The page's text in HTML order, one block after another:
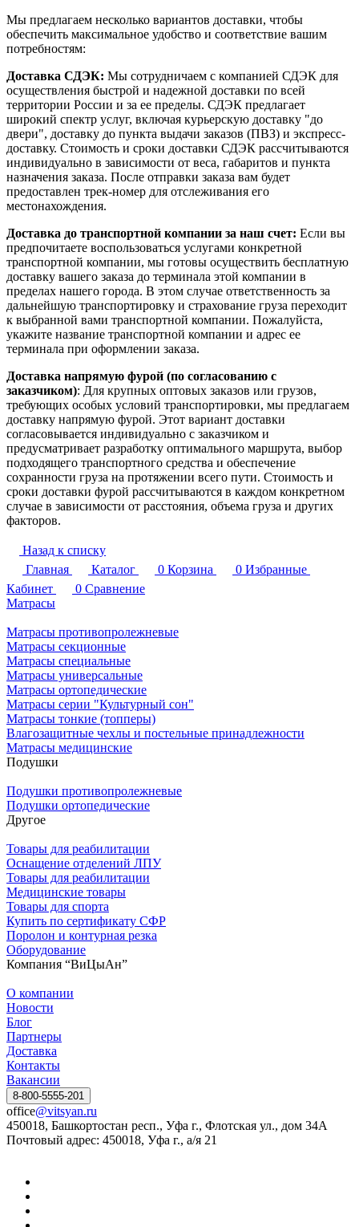
Мы предлагаем несколько вариантов доставки, чтобы
обеспечить максимальное удобство и соответствие вашим
потребностям:
Доставка СДЭК: Мы сотрудничаем с компанией СДЭК для
осуществления быстрой и надежной доставки по всей
территории России и за ее пределы. СДЭК предлагает
широкий спектр услуг, включая курьерскую доставку "до
двери", доставку до пункта выдачи заказов (ПВЗ) и экспресс-
доставку. Стоимость и сроки доставки СДЭК рассчитываются
индивидуально в зависимости от веса, габаритов и пункта
назначения заказа. После отправки заказа вам будет
предоставлен трек-номер для отслеживания его
местонахождения.
Доставка до транспортной компании за наш счет: Если вы
предпочитаете воспользоваться услугами конкретной
транспортной компании, мы готовы осуществить бесплатную
доставку вашего заказа до терминала этой компании в
пределах нашего города. В этом случае ответственность за
дальнейшую транспортировку и страхование груза переходит
к выбранной вами транспортной компании. Пожалуйста,
укажите название транспортной компании и адрес ее
терминала при оформлении заказа.
Доставка напрямую фурой (по согласованию с
заказчиком): Для крупных оптовых заказов или грузов,
требующих особых условий транспортировки, мы предлагаем
доставку напрямую фурой. Этот вариант доставки
согласовывается индивидуально с заказчиком и
предусматривает разработку оптимального маршрута, выбор
подходящего транспортного средства и обеспечение
сохранности груза на протяжении всего пути. Стоимость и
сроки доставки фурой рассчитываются в каждом конкретном
случае в зависимости от расстояния, объема груза и других
факторов.
Назад к списку
Главная
Каталог 0 Корзина 0 Избранные
Кабинет
0 Сравнение
Матрасы
Матрасы противопролежневые
Матрасы секционные
Матрасы специальные
Матрасы универсальные
Матрасы ортопедические
Матрасы серии "Культурный сон"
Матрасы тонкие (топперы)
Влагозащитные чехлы и постельные принадлежности
Матрасы медицинские
Подушки
Подушки противопролежневые
Подушки ортопедические
Другое
Товары для реабилитации
Оснащение отделений ЛПУ
Товары для реабилитации
Медицинские товары
Товары для спорта
Купить по сертификату СФР
Поролон и контурная резка
Оборудование
Компания “ВиЦыАн”
О компании
Новости
Блог
Партнеры
Доставка
Контакты
Вакансии
8-800-5555-201
office@vitsyan.ru
450018, Башкортостан респ., Уфа г., Флотская ул., дом 34А
Почтовый адрес: 450018, Уфа г., а/я 21